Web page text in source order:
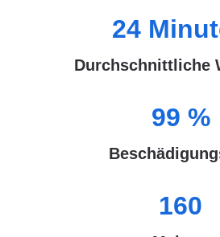
24
Durchschnittliche
99 %
160